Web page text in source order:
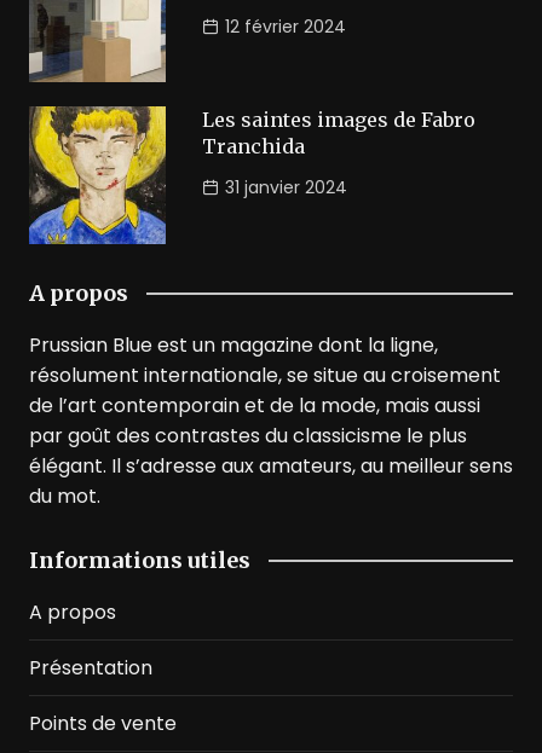
12 février 2024
Les saintes images de Fabro
Tranchida
31 janvier 2024
A propos
Prussian Blue est un magazine dont la ligne,
résolument internationale, se situe au croisement
de l’art contemporain et de la mode, mais aussi
par goût des contrastes du classicisme le plus
élégant. Il s’adresse aux amateurs, au meilleur sens
du mot.
Informations utiles
A propos
Présentation
Points de vente